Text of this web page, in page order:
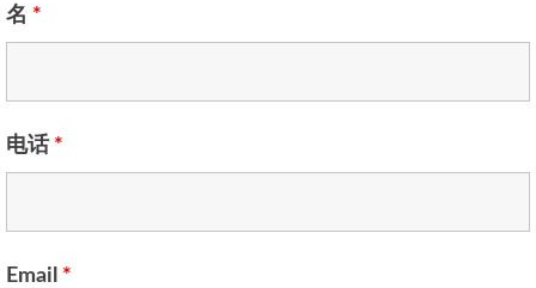
名 *
电话 *
Email *